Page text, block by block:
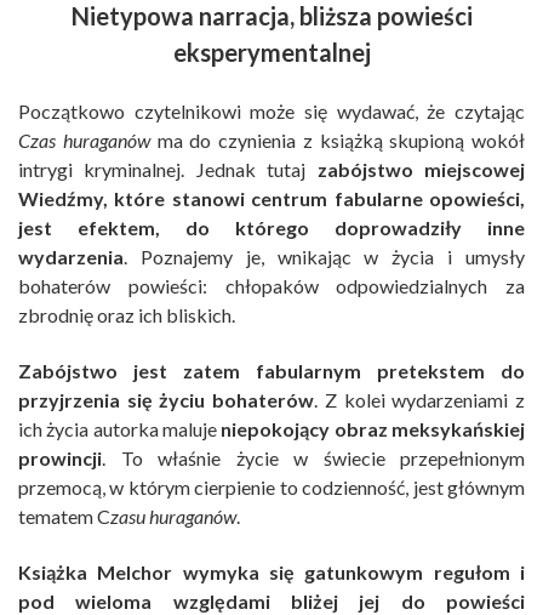
Nietypowa narracja, bliższa powieści
eksperymentalnej
Początkowo czytelnikowi może się wydawać, że czytając
Czas huraganówma do czynienia z książką skupioną wokół
intrygi kryminalnej. Jednak tutaj zabójstwo miejscowej
Wiedźmy, które stanowi centrum fabularne opowieści,
jest efektem, do którego doprowadziły inne
wydarzenia. Poznajemy je, wnikając w życia i umysły
bohaterów powieści: chłopaków odpowiedzialnych za
zbrodnię oraz ich bliskich.
Zabójstwo jest zatem fabularnym pretekstem do
przyjrzenia się życiu bohaterów. Z kolei wydarzeniami z
ich życia autorka maluje niepokojący obraz meksykańskiej
prowincji. To właśnie życie w świecie przepełnionym
przemocą, w którym cierpienie to codzienność, jest głównym
tematem Czasu huraganów.
Książka Melchor wymyka się gatunkowym regułom i
pod wieloma względami bliżej jej do powieści